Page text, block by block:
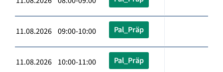
11.08.2026 09:00-10:00 Pal_Präp
11.08.2026 10:00-11:00 Pal_Präp